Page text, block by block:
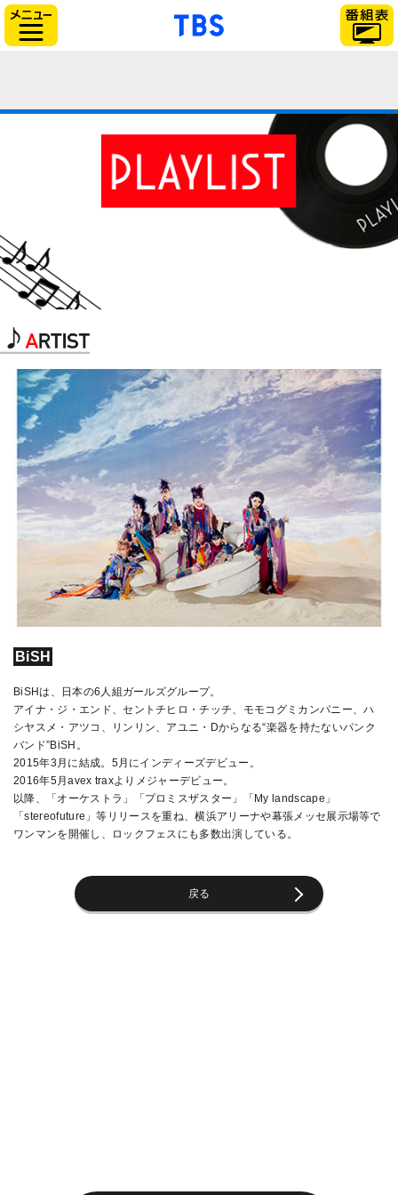
「TBSテレビ」トップ
BiSH
BiSHは、日本の6人組ガールズグループ。
アイナ・ジ・エンド、セントチヒロ・チッチ、モモコグミカンパニー、ハ
シヤスメ・アツコ、リンリン、アユニ・Dからなる“楽器を持たないパンク
バンド”BiSH。
2015年3月に結成。5月にインディーズデビュー。
2016年5月avex traxよりメジャーデビュー。
以降、「オーケストラ」「プロミスザスター」「My landscape」
「stereofuture」等リリースを重ね、横浜アリーナや幕張メッセ展示場等で
ワンマンを開催し、ロックフェスにも多数出演している。
戻る